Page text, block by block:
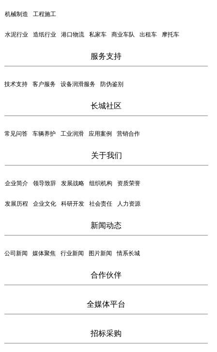
机械制造 工程施工
水泥行业 造纸行业 港口物流 私家车 商业车队 出租车 摩托车
服务支持
技术支持 客户服务 设备润滑服务 防伪鉴别
长城社区
常见问答 车辆养护 工业润滑 应用案例 营销合作
关于我们
企业简介 领导致辞 发展战略 组织机构 资质荣誉
发展历程 企业文化 科研开发 社会责任 人力资源
新闻动态
公司新闻 媒体聚焦 行业新闻 图片新闻 情系长城
合作伙伴
全媒体平台
招标采购